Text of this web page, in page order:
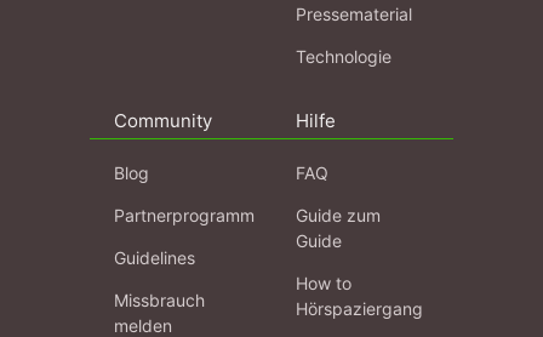
Pressematerial
Technologie
Community
Blog
Partnerprogramm
Guidelines
Missbrauch
melden
Hilfe
FAQ
Guide zum
Guide
How to
Hörspaziergang